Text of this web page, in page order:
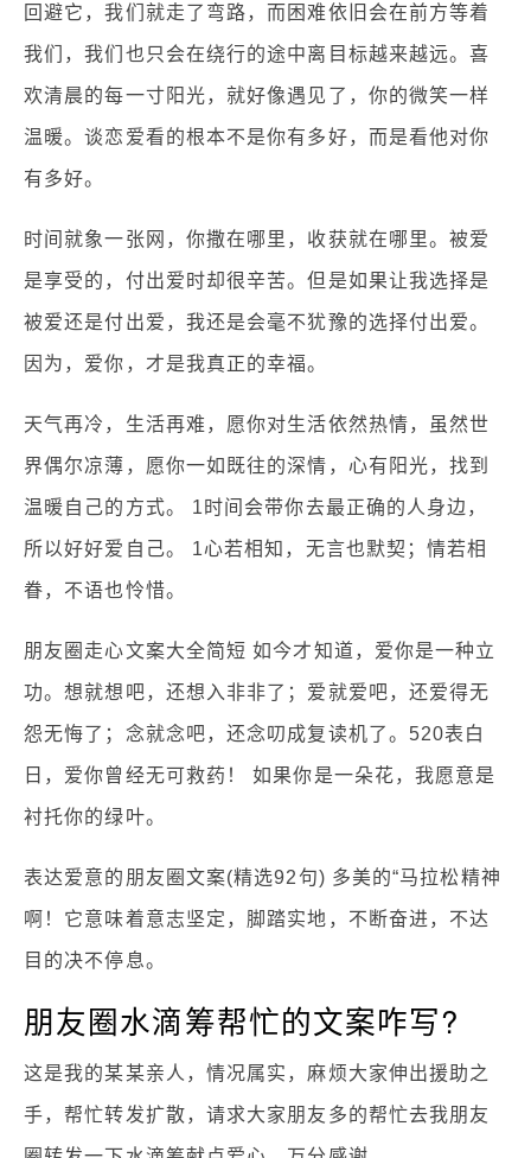
回避它，我们就走了弯路，而困难依旧会在前方等着
我们，我们也只会在绕行的途中离目标越来越远。喜
欢清晨的每一寸阳光，就好像遇见了，你的微笑一样
温暖。谈恋爱看的根本不是你有多好，而是看他对你
有多好。
时间就象一张网，你撒在哪里，收获就在哪里。被爱
是享受的，付出爱时却很辛苦。但是如果让我选择是
被爱还是付出爱，我还是会毫不犹豫的选择付出爱。
因为，爱你，才是我真正的幸福。
天气再冷，生活再难，愿你对生活依然热情，虽然世
界偶尔凉薄，愿你一如既往的深情，心有阳光，找到
温暖自己的方式。 1时间会带你去最正确的人身边，
所以好好爱自己。 1心若相知，无言也默契；情若相
眷，不语也怜惜。
朋友圈走心文案大全简短 如今才知道，爱你是一种立
功。想就想吧，还想入非非了；爱就爱吧，还爱得无
怨无悔了；念就念吧，还念叨成复读机了。520表白
日，爱你曾经无可救药！ 如果你是一朵花，我愿意是
衬托你的绿叶。
表达爱意的朋友圈文案(精选92句) 多美的“马拉松精神
啊！它意味着意志坚定，脚踏实地，不断奋进，不达
目的决不停息。
朋友圈水滴筹帮忙的文案咋写?
这是我的某某亲人，情况属实，麻烦大家伸出援助之
手，帮忙转发扩散，请求大家朋友多的帮忙去我朋友